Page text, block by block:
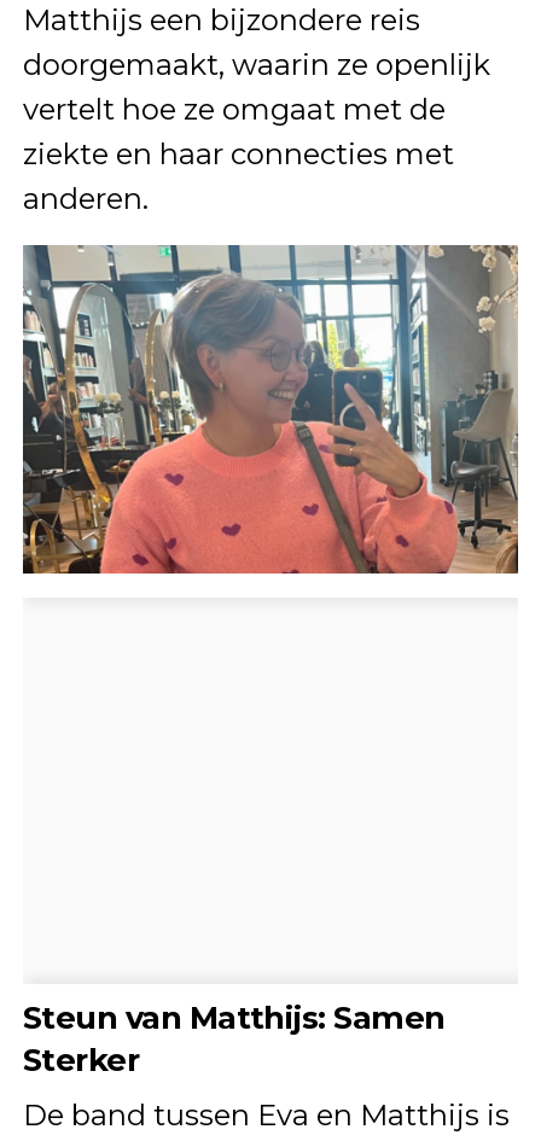
Matthijs een bijzondere reis
doorgemaakt, waarin ze openlijk
vertelt hoe ze omgaat met de
ziekte en haar connecties met
anderen.
Steun van Matthijs: Samen
Sterker
De band tussen Eva en Matthijs is